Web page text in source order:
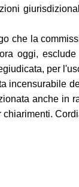
che la
oggi,
per
incensurabile
anche in
chiarimenti.